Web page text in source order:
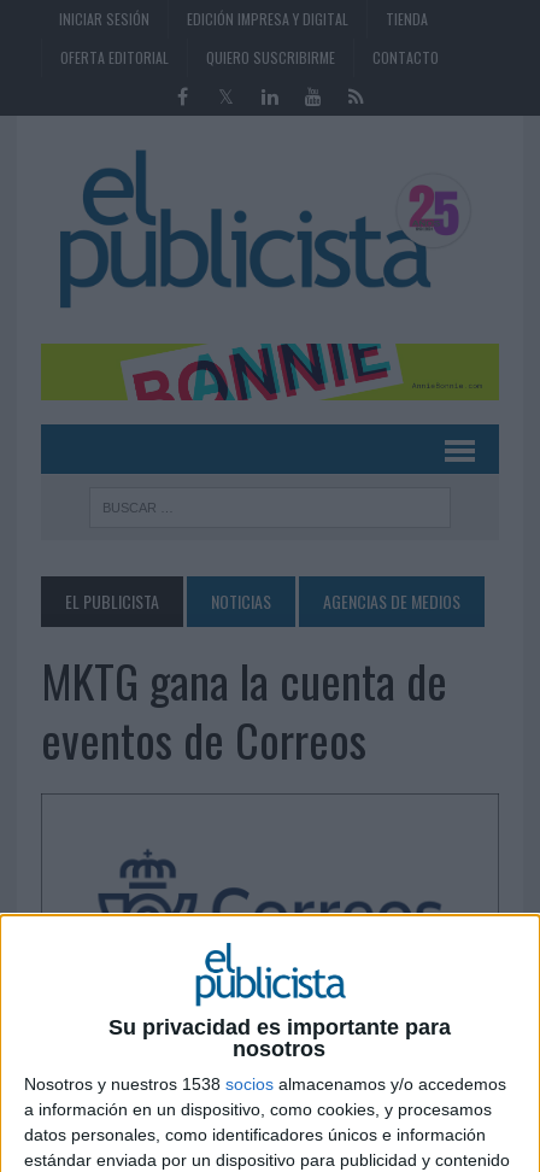
Su privacidad es importante para
nosotros
Nosotros y nuestros 1538 socios almacenamos y/o accedemos
a información en un dispositivo, como cookies, y procesamos
datos personales, como identificadores únicos e información
estándar enviada por un dispositivo para publicidad y contenido
INICIAR SESIÓN EDICIÓN IMPRESA Y DIGITAL
TIENDA
OFERTA EDITORIAL
QUIERO SUSCRIBIRME CONTACTO
EL PUBLICISTA NOTICIAS AGENCIAS DE MEDIOS
MKTG gana la cuenta de
eventos de Correos
22 DE OCTUBRE DE 2019
La agencia realizará para la empresa de
capital público la "Gestión y explotación de
eventos y patrocinios"